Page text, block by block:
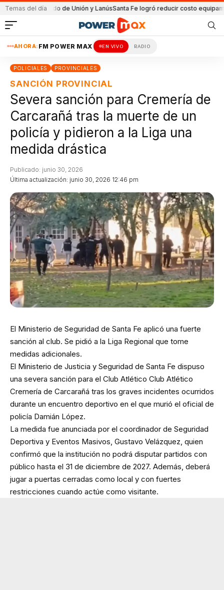
Temas del día
el partido de Unión y LanúsSanta Fe logró reducir costo equipamiento
AHORA: FM POWER MAX EN VIVO RADIO
POLICIALES PROVINCIALES
SANCIÓN PROVINCIAL
Severa sanción para Cremería de
Carcarañá tras la muerte de un
policía y pidieron a la Liga una
medida drástica
Última actualización: junio 30, 2026 12:46 pm
Publicado: junio 30, 2026
El Ministerio de Seguridad de Santa Fe aplicó una fuerte
sanción al club. Se pidió a la Liga Regional que tome
medidas adicionales.
El Ministerio de Justicia y Seguridad de Santa Fe dispuso
una severa sanción para el Club Atlético Club Atlético
Cremería de Carcarañá tras los graves incidentes ocurridos
durante un encuentro deportivo en el que murió el oficial de
policía Damián López.
La medida fue anunciada por el coordinador de Seguridad
Deportiva y Eventos Masivos, Gustavo Velázquez, quien
confirmó que la institución no podrá disputar partidos con
público hasta el 31 de diciembre de 2027. Además, deberá
jugar a puertas cerradas como local y con fuertes
restricciones cuando actúe como visitante.